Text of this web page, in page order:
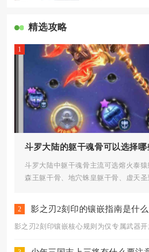
精选攻略
1
斗罗大陆的躯干魂骨可以选择哪
斗罗大陆中躯干魂骨主流可选熔火泰
森王躯干骨、地穴蛛皇躯干骨、虚天
2 影之刃2刻印的镶嵌指南是什么